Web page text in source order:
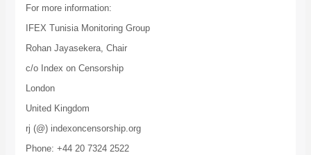
For more information:
IFEX Tunisia Monitoring Group
Rohan Jayasekera, Chair
c/o Index on Censorship
London
United Kingdom
rj (@) indexoncensorship.org
Phone: +44 20 7324 2522